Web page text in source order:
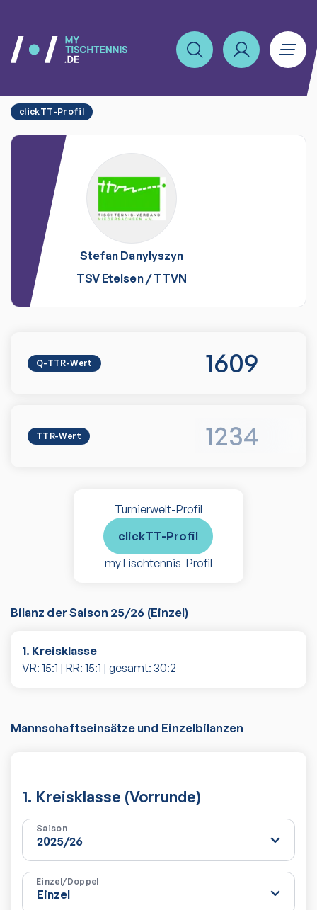
clickTT-Profil
Stefan Danylyszyn
TSV Etelsen/TTVN
Q-TTR-Wert 1609
TTR-Wert 1234
Turnierwelt-Profil
clickTT-Profil
myTischtennis-Profil
Bilanz der Saison 25/26 (Einzel)
1. Kreisklasse
VR: 15:1 | RR: 15:1 | gesamt: 30:2
Mannschaftseinsätze und Einzelbilanzen
1. Kreisklasse (Vorrunde)
Saison
Einzel/Doppel